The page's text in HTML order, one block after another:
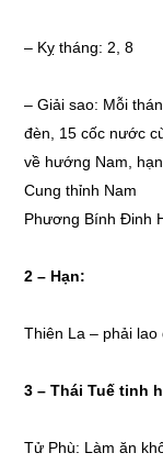
– Kỵ tháng: 2, 8
– Giải sao: Mỗi
đèn, 15 cốc nước
về hướng Nam,
Cung thỉnh Nam
Phương Bính Đinh
2 – Hạn:
Thiên La – phải lao
3 – Thái Tuế tinh
Tử Phù: Làm ăn